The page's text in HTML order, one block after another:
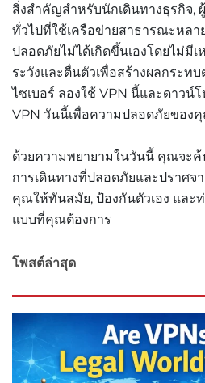
สิ่งสำคัญสำหรับนักเดินทางธุรกิจ,
ทั่วไปที่ใช้เครือข่ายสาธารณะหลา
ปลอดภัยไม่ได้เกิดขึ้นเองโดยไม่มี
ระวังและตื่นตัวเพื่อสร้างผลกระท
ไซเบอร์ ลองใช้ VPN นี้และดาวน์
VPN วันนี้เพื่อความปลอดภัยของ
ด้วยความพยายามในวันนี้ คุณจะค้
การเดินทางที่ปลอดภัยและปราศจ
คุณให้ทันสมัย, ป้องกันตัวเอง และ
แบบที่คุณต้องการ
โพสต์ล่าสุด